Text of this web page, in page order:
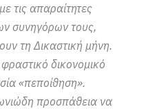
τις απαραίτητες
συνηγόρων τους,
τη Δικαστική μήνη.
δικονομικό
«πεποίθηση».
προσπάθεια να